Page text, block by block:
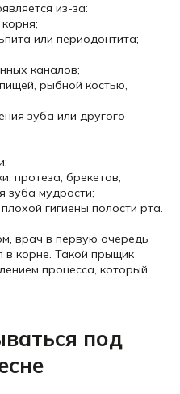
из-за:
или периодонтита;
каналов;
рыбной костью,
зуба или другого
протеза, брекетов;
зуба мудрости;
гигиены полости рта.
врач в первую очередь
в корне. Такой прыщик
процесса, который
под